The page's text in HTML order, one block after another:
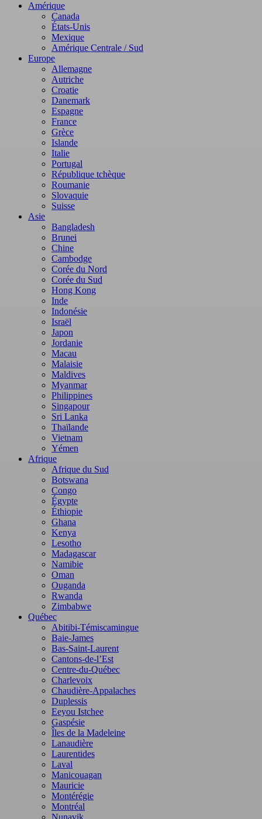
Amérique
Canada
États-Unis
Mexique
Amérique Centrale / Sud
Europe
Allemagne
Autriche
Croatie
Danemark
Espagne
France
Grèce
Islande
Italie
Portugal
République tchèque
Roumanie
Slovaquie
Suisse
Asie
Bangladesh
Brunei
Chine
Cambodge
Corée du Nord
Corée du Sud
Hong Kong
Inde
Indonésie
Israël
Japon
Jordanie
Macau
Malaisie
Maldives
Myanmar
Philippines
Singapour
Sri Lanka
Thaïlande
Vietnam
Yémen
Afrique
Afrique du Sud
Botswana
Congo
Égypte
Éthiopie
Ghana
Kenya
Lesotho
Madagascar
Namibie
Oman
Ouganda
Rwanda
Zimbabwe
Québec
Abitibi-Témiscamingue
Baie-James
Bas-Saint-Laurent
Cantons-de-l’Est
Centre-du-Québec
Charlevoix
Chaudière-Appalaches
Duplessis
Eeyou Istchee
Gaspésie
Îles de la Madeleine
Lanaudière
Laurentides
Laval
Manicouagan
Mauricie
Montérégie
Montréal
Nunavik